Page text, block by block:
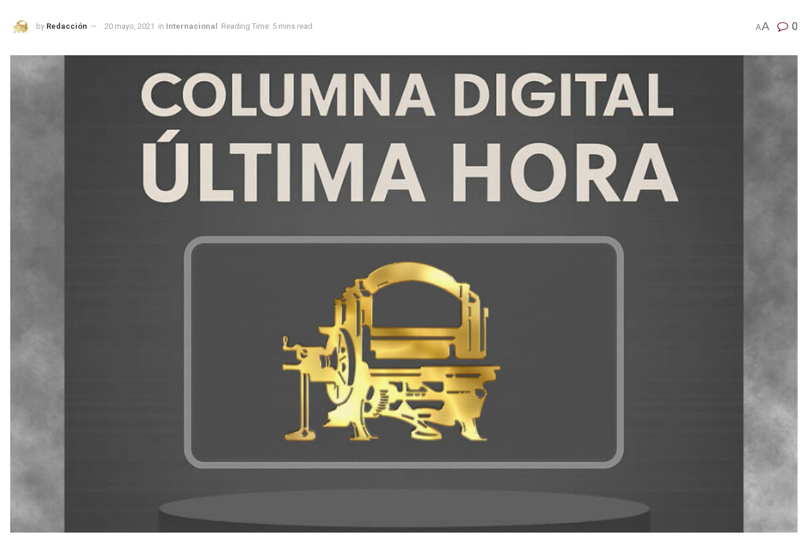
by Redacción 20 mayo, 2021 in Internacional Reading Time: 5 mins read AA 0